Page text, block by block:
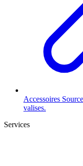
Accessoires
valises.
Services